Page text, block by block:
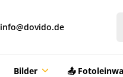
info@dovido.de
Bilder 📤